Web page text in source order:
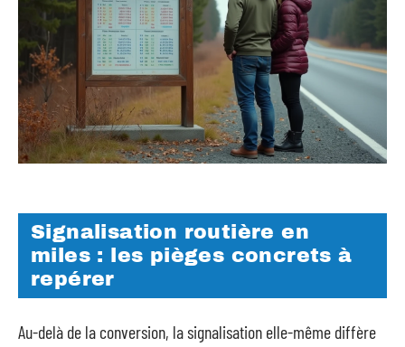
Signalisation routière en
miles : les pièges concrets à
repérer
Au-delà de la conversion, la signalisation elle-même diffère